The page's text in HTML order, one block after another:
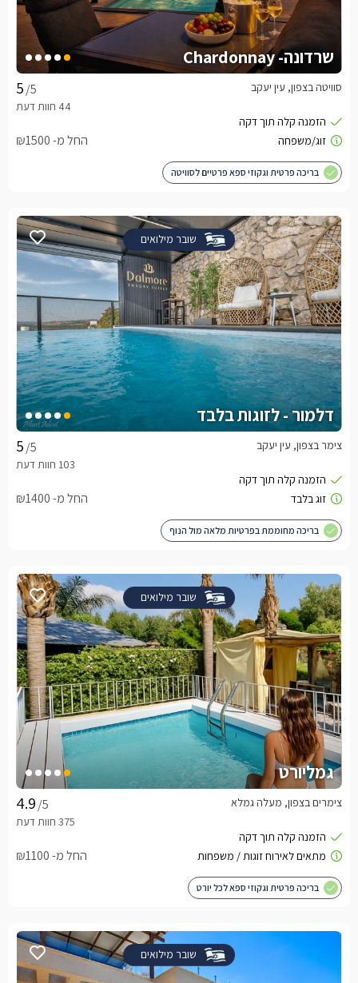
שרדונה- Chardonnay
/5 סוויטה בצפון, עין יעקב
החל מ- ₪1500
בריכה פרטית וגקוזי ספא פרטיים לסוויטה
שובר מילואים
דלמור - לזוגות בלבד
/5 צימר בצפון, עין יעקב
החל מ- ₪1400
בריכה מחוממת בפרטיות מלאה מול הנוף
שובר מילואים
גמליורט
/5 צימרים בצפון, מעלה גמלא
החל מ- ₪1100
בריכה פרטית וגקוזי ספא לכל יורט
שובר מילואים